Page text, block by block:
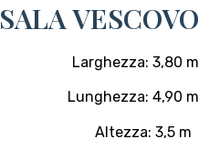
SALA VESCOVO
Larghezza: 3,80 m
Lunghezza: 4,90 m
Altezza: 3,5 m